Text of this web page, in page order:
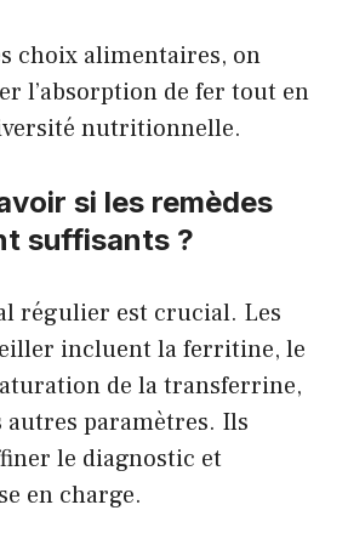
choix alimentaires, on
l’absorption de fer tout en
nutritionnelle.
si les remèdes
suffisants ?
régulier est crucial. Les
incluent la ferritine, le
de la transferrine,
autres paramètres. Ils
le diagnostic et
en charge.